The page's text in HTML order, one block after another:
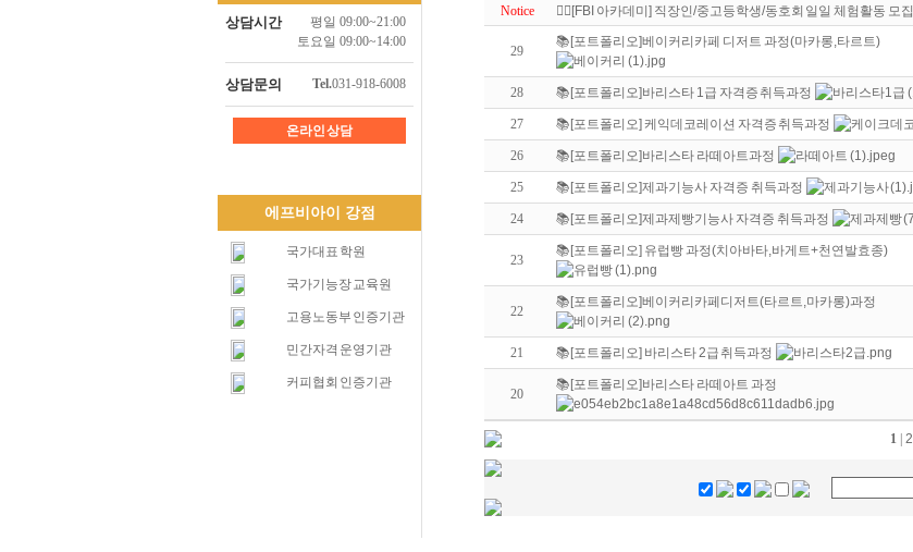
상담시간
평일 09:00~21:00
토요일 09:00~14:00
상담문의 Tel.031-918-6008
온라인 상담
에프비아이 강점
국가대표 학원
국가기능장 교육원
고용노동부 인증기관
민간자격 운영기관
커피협회 인증기관
Notice
🤼‍♀️[FBI 아카데미] 직장인/중고등학생/동호회 일일 체험활동 모집
29
📚[포트폴리오]베이커리카페 디저트 과정(마카롱,타르트)
28 📚[포트폴리오]바리스타 1급 자격증 취득과정
27 📚[포트폴리오] 케익데코레이션 자격증 취득과정
26 📚[포트폴리오]바리스타 라떼아트과정
25 📚[포트폴리오]제과기능사 자격증 취득과정
24 📚[포트폴리오]제과제빵기능사 자격증 취득과정
23
📚[포트폴리오] 유럽빵 과정(치아바타,바게트+천연발효종)
22
📚[포트폴리오]베이커리카페디저트(타르트,마카롱)과정
21 📚[포트폴리오] 바리스타 2급 취득과정
20
📚[포트폴리오]바리스타 라떼아트 과정
1 2